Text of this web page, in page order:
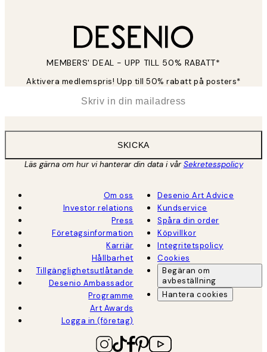
MEMBERS' DEAL - UPP TILL 50% RABATT*
Aktivera medlemspris! Upp till 50% rabatt på posters*
SKICKA
Läs gärna om hur vi hanterar din data i vårSekretesspolicy
Om oss
Investor relations
Press
Företagsinformation
Karriär
Hållbarhet
Tillgänglighetsutlåtande
Desenio Ambassador
Programme
Art Awards
Logga in (företag)
Desenio Art Advice
Kundservice
Spåra din order
Köpvillkor
Integritetspolicy
Cookies
Begäran om
avbeställning
Hantera cookies